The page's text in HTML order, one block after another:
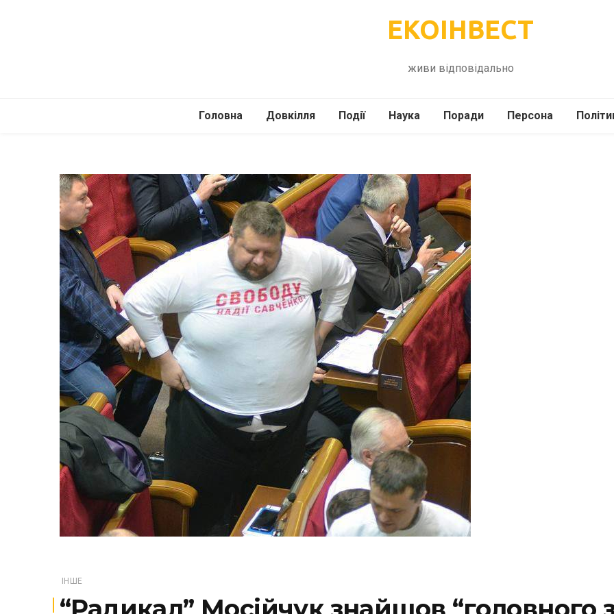
ЕКОІНВЕСТ
живи відповідально
Головна Довкілля
Подорожі
Події
Інше
Наука
Психологія
Технології
Поради
Здоров’я
Сад-Город
Персона
ІНШЕ